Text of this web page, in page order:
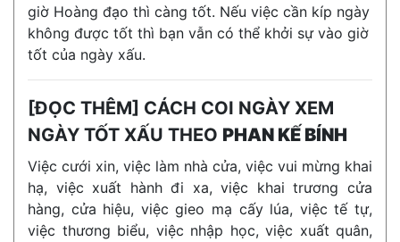
giờ Hoàng đạo thì càng tốt. Nếu việc cần kíp ngày
không được tốt thì bạn vẫn có thể khởi sự vào giờ
tốt của ngày xấu.
[ĐỌC THÊM] CÁCH COI NGÀY XEM
NGÀY TỐT XẤU THEO PHAN KẾ BÍNH
Việc cưới xin, việc làm nhà cửa, việc vui mừng khai
hạ, việc xuất hành đi xa, việc khai trương cửa
hàng, cửa hiệu, việc gieo mạ cấy lúa, việc tế tự,
việc thương biểu, việc nhập học, việc xuất quân,